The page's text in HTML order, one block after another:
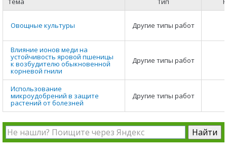
Овощные культуры Другие типы работ
Влияние ионов меди на
устойчивость яровой пшеницы
к возбудителю обыкновенной
корневой гнили
Другие типы работ
Использование
микроудобрений в защите
растений от болезней
Другие типы работ